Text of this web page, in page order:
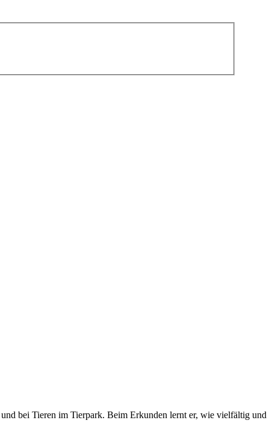
bei Tieren im Tierpark. Beim Erkunden lernt er, wie vielfältig und